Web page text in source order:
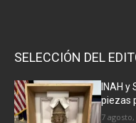
SELECCIÓN DEL
INAH
piezas
7